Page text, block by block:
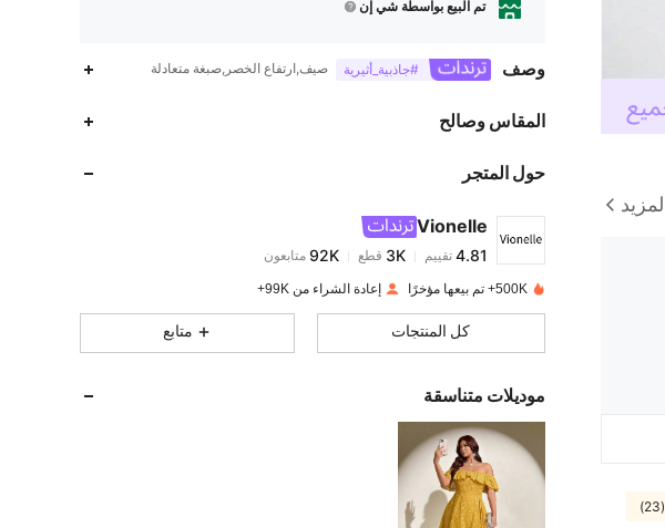
تم البيع بواسطة شي إن
وصف #جاذبية_أثيرية صيف,ارتفاع الخصر,صبغة متعادلة
المقاس وصالح
حول المتجر
Vionelle
4.81
3Kقطع
N***8تم دفعمنذ 1 يوم
4.81
4.81
500K+ تم بيعها مؤخرًا إعادة الشراء من 99K+
كل المنتجات متابع
موديلات متناسقة